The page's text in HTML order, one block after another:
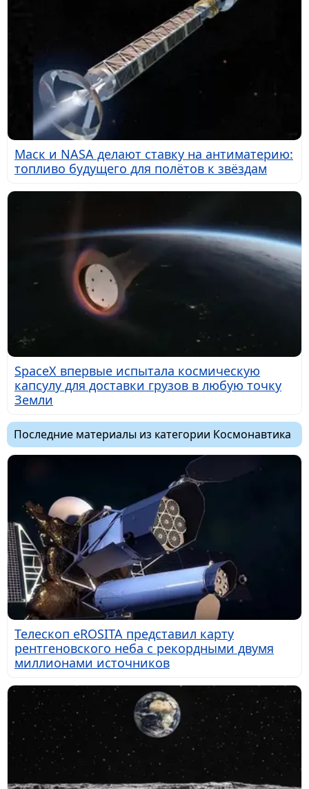
Маск и NASA делают ставку на антиматерию:
топливо будущего для полётов к звёздам
SpaceX впервые испытала космическую
капсулу для доставки грузов в любую точку
Земли
Последние материалы из категории Космонавтика
Телескоп eROSITA представил карту
рентгеновского неба с рекордными двумя
миллионами источников